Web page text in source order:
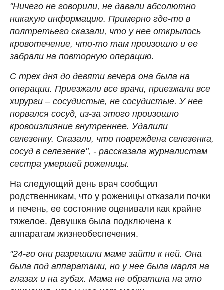
"Ничего не говорили, не давали абсолютно
никакую информацию. Примерно где-то в
полтретьего сказали, что у нее открылось
кровотечение, что-то там произошло и ее
забрали на повторную операцию.
С трех дня до девяти вечера она была на
операции. Приезжали все врачи, приезжали все
хирурги – сосудистые, не сосудистые. У нее
порвался сосуд, из-за этого произошло
кровоизлияние внутреннее. Удалили
селезенку. Сказали, что повреждена селезенка,
сосуд в селезенке", - рассказала журналистам
сестра умершей роженицы.
На следующий день врач сообщил
родственникам, что у роженицы отказали почки
и печень, ее состояние оценивали как крайне
тяжелое. Девушка была подключена к
аппаратам жизнеобеспечения.
"24-го они разрешили маме зайти к ней. Она
была под аппаратами, но у нее была марля на
глазах и на губах. Мама не обратила на это